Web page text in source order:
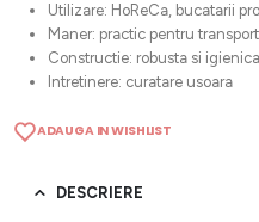
Utilizare: HoReCa, bucatarii
Maner: practic pentru
Constructie: robusta si igienica
Intretinere: curatare usoara
ADAUGA IN WISHLIST
DESCRIERE